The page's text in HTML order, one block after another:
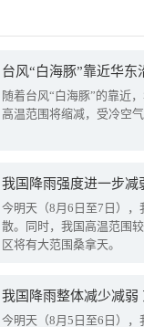
台风“白海豚”靠近华
随着台风“白海豚”的靠近
高温范围将缩减，受冷空
今明天（8月6日至7日）
散。同时，我国高温范围
区将有大范围桑拿天。
我国降雨整体减少减弱
今明天（8月5日至6日）